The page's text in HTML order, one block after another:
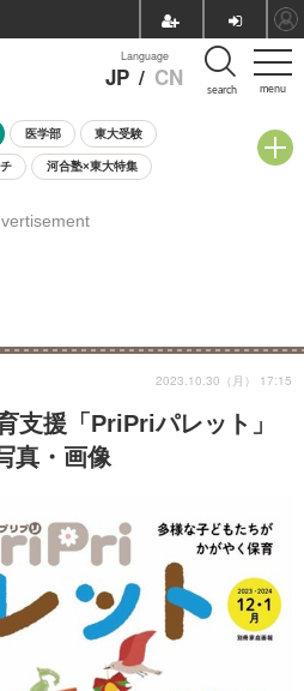
menu
Language
JP / CN search
医学部 東大受験
河合塾×東大特集
学校説明会・相談会
支援「PriPriパレット」
真・画像
2023.10.30（月） 17:15